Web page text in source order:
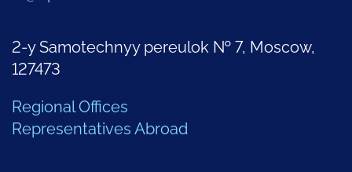
2-y Samotechnyy pereulok № 7, Moscow,
127473
Regional Offices
Representatives Abroad